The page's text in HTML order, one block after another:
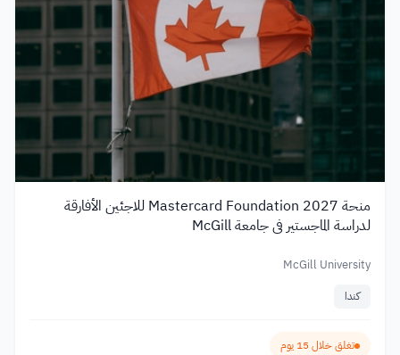
منحة Mastercard Foundation 2027 للاجئين الأفارقة
لدراسة الماجستير في جامعة McGill
McGill University
كندا
تغلق خلال 15 يوم